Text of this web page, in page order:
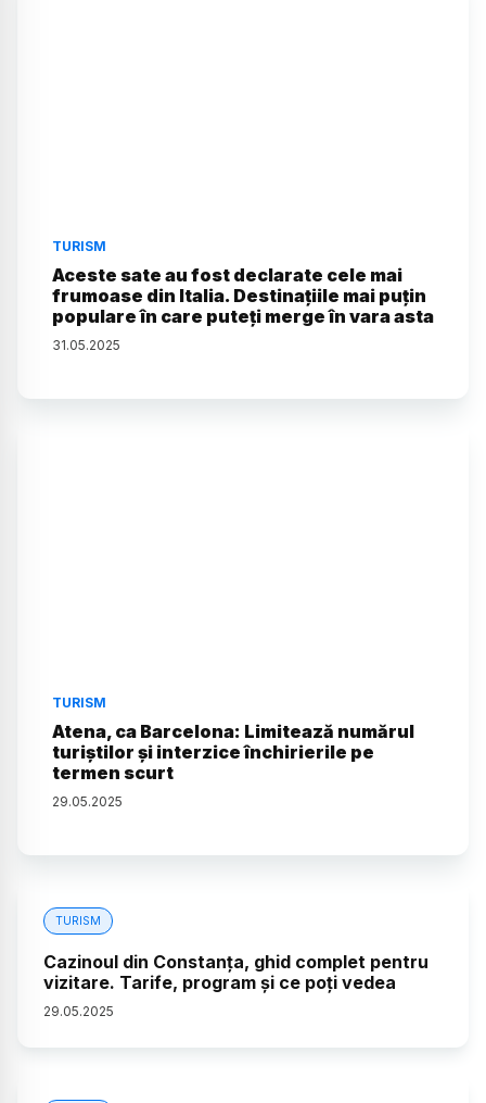
TURISM
Aceste sate au fost declarate cele mai
frumoase din Italia. Destinațiile mai puțin
populare în care puteți merge în vara asta
31.05.2025
TURISM
Atena, ca Barcelona: Limitează numărul
turiștilor și interzice închirierile pe
termen scurt
29.05.2025
TURISM
Cazinoul din Constanța, ghid complet pentru
vizitare. Tarife, program și ce poți vedea
29.05.2025